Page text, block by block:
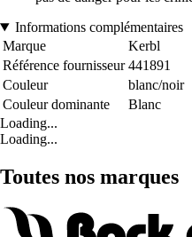
Informations complémentaires
Marque
Kerbl
Référence fournisseur 441891
Couleur
blanc/noir
Couleur dominante
Blanc
Loading...
Loading...
Toutes nos marques